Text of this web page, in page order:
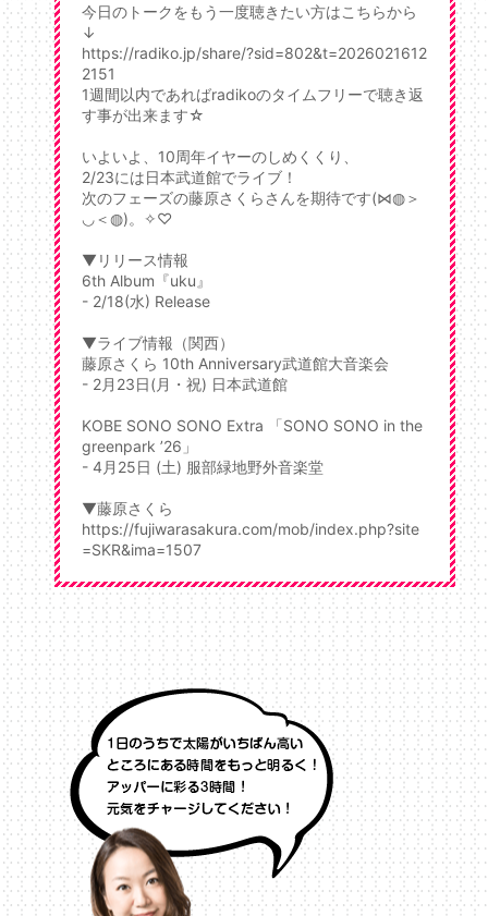
今日のトークをもう一度聴きたい方はこちらから
↓
https://radiko.jp/share/?sid=802&t=2026021612
2151
1週間以内であればradikoのタイムフリーで聴き返
す事が出来ます☆
いよいよ、10周年イヤーのしめくくり、
2/23には日本武道館でライブ！
次のフェーズの藤原さくらさんを期待です(⋈◍＞
◡＜◍)。✧♡
▼リリース情報
6th Album『uku』
- 2/18(水) Release
▼ライブ情報（関西）
藤原さくら 10th Anniversary武道館大音楽会
- 2月23日(月・祝) 日本武道館
KOBE SONO SONO Extra 「SONO SONO in the
greenpark ’26」
- 4月25日 (土) 服部緑地野外音楽堂
▼藤原さくら
https://fujiwarasakura.com/mob/index.php?site
=SKR&ima=1507